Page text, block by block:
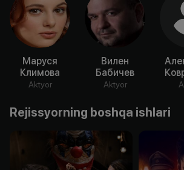
Маруся
Климова
Aktyor
Вилен
Бабичев
Aktyor
Rejissyorning boshqa ishlari